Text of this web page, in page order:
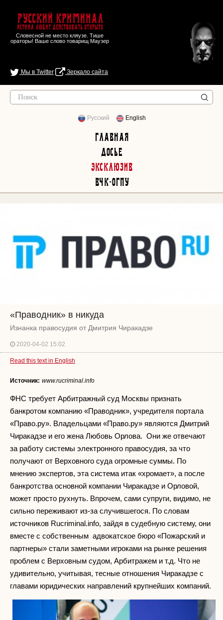
Русский Криминал
Истина любит действовать открыто
Словесной не место кляузе. Тише
ораторы! Ваше слово товарищ Маузер
Мы в Twitter Зеркало сайта
Русский English
Главная
Досье
Эксклюзив
ВЧК-ОГПУ
«Праводник» в никуда
Изнанка правосудия от Дмитрия Чиракадзе
2020-04-02 15:02
Read this text in English
Источник: www.rucriminal.info
ФНС требует Арбитражный суд Москвы признать
банкротом компанию «Праводник», учредителя портала
«Право.ру». Владельцами «Право.ру» являются Дмитрий
Чиракадзе и его жена Любовь Орлова. Они же отвечают
за работу системы электронного правосудия, за что
получают от Верховного суда огромные суммы. По
мнению экспертов, эта система итак «хромает», а после
банкротства основной компании Чиракадзе и Орловой,
может просто рухнуть. Впрочем, сами супруги, видимо, не
сильно переживают из-за случившегося. По словам
источников Rucriminal.info, зайдя в судебную систему, они
вместе с собственным адвокатское бюро «Пожарский и
партнеры» стали заметными игроками на рынке решения
проблем с Верховным судом, Арбитражем и т.д. Что не
удивительно, учитывая, тесные отношения Чиракадзе с
главами юридических направлений крупнейших компаний.